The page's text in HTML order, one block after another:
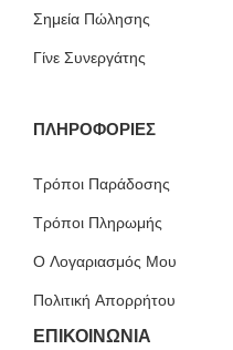
Σημεία Πώλησης
Γίνε Συνεργάτης
ΠΛΗΡΟΦΟΡΙΕΣ
Τρόποι Παράδοσης
Τρόποι Πληρωμής
Ο Λογαριασμός Μου
Πολιτική Απορρήτου
ΕΠΙΚΟΙΝΩΝΙΑ